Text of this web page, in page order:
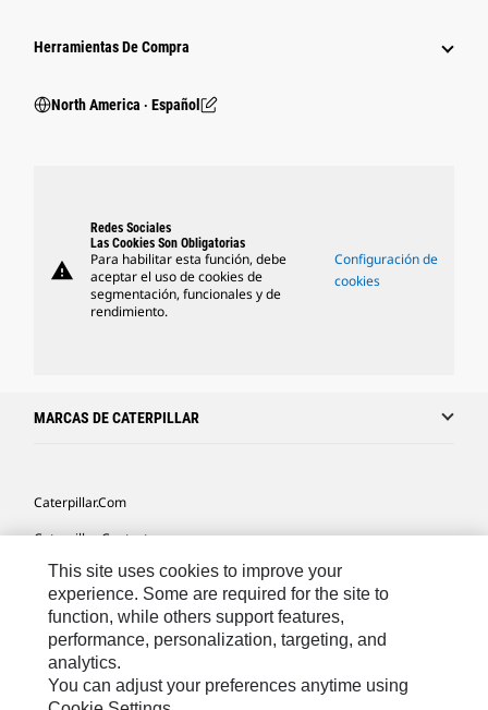
Herramientas De Compra
North America ‧ Español
warning
Redes Sociales
Las Cookies Son Obligatorias
Para habilitar esta función, debe
aceptar el uso de cookies de
segmentación, funcionales y de
rendimiento.
Configuración de
cookies
MARCAS DE CATERPILLAR
Caterpillar.com
Caterpillar Contacto
Mis Preferencias De Marketing
Site Map
Cookie Settings
Legal
This site uses cookies to improve your
experience. Some are required for the site to
function, while others support features,
performance, personalization, targeting, and
analytics.
You can adjust your preferences anytime using